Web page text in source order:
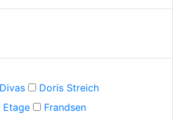
Divas
Doris Streich
Etage
Frandsen